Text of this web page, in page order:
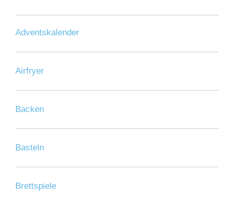
Adventskalender
Airfryer
Backen
Basteln
Brettspiele